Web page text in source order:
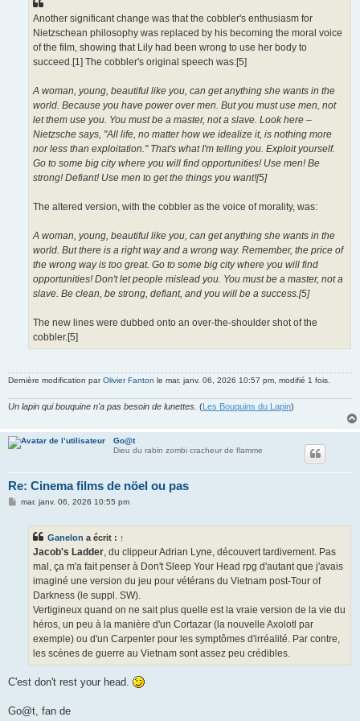
Another significant change was that the cobbler's enthusiasm for
Nietzschean philosophy was replaced by his becoming the moral voice
of the film, showing that Lily had been wrong to use her body to
succeed.[1] The cobbler's original speech was:[5]
A woman, young, beautiful like you, can get anything she wants in the
world. Because you have power over men. But you must use men, not
let them use you. You must be a master, not a slave. Look here –
Nietzsche says, "All life, no matter how we idealize it, is nothing more
nor less than exploitation." That's what I'm telling you. Exploit yourself.
Go to some big city where you will find opportunities! Use men! Be
strong! Defiant! Use men to get the things you want![5]
The altered version, with the cobbler as the voice of morality, was:
A woman, young, beautiful like you, can get anything she wants in the
world. But there is a right way and a wrong way. Remember, the price of
the wrong way is too great. Go to some big city where you will find
opportunities! Don't let people mislead you. You must be a master, not a
slave. Be clean, be strong, defiant, and you will be a success.[5]
The new lines were dubbed onto an over-the-shoulder shot of the
cobbler.[5]
Dernière modification parOlivier Fanton le mar. janv. 06, 2026 10:57 pm, modifié 1 fois.
Un lapin qui bouquine n'a pas besoin de lunettes. ( Les Bouquins du Lapin)
Go@t
Dieu du rabin zombi cracheur de flamme
Re: Cinema films de nöel ou pas
Mmar. janv. 06, 2026 10:55 pm
Ganelon a écrit : ↑
Jacob's Ladder, du clippeur Adrian Lyne, découvert tardivement. Pas
mal, ça m'a fait penser à Don't Sleep Your Head rpg d'autant que j'avais
imaginé une version du jeu pour vétérans du Vietnam post-Tour of
Darkness (le suppl. SW).
Vertigineux quand on ne sait plus quelle est la vraie version de la vie du
héros, un peu à la manière d'un Cortazar (la nouvelle Axolotl par
exemple) ou d'un Carpenter pour les symptômes d'irréalité. Par contre,
les scènes de guerre au Vietnam sont assez peu crédibles.
C'est don't rest your head.
Go@t, fan de